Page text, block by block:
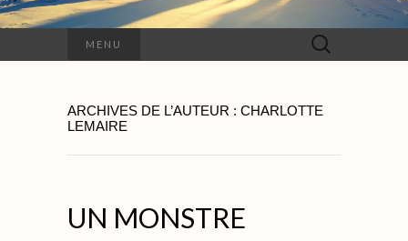
MENU Rechercher :
ARCHIVES DE L’AUTEUR : CHARLOTTE
LEMAIRE
UN MONSTRE